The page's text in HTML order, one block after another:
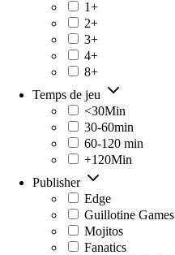
1+
2+
3+
4+
8+
Temps de jeu
<30Min
30-60min
60-120 min
+120Min
Publisher
Edge
Guillotine Games
Mojitos
Fanatics